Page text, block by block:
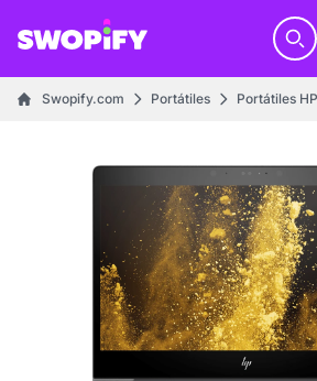
Swopify.com Portátiles Portátiles HP